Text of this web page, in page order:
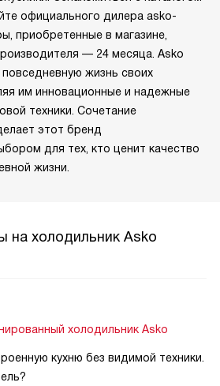
официального дилера asko-
приобретенные в магазине,
— 24 месяца. Asko
жизнь своих
им инновационные и надежные
техники. Сочетание
этот бренд
для тех, кто ценит качество
жизни.
на холодильник Asko
холодильник Asko
кухню без видимой техники.